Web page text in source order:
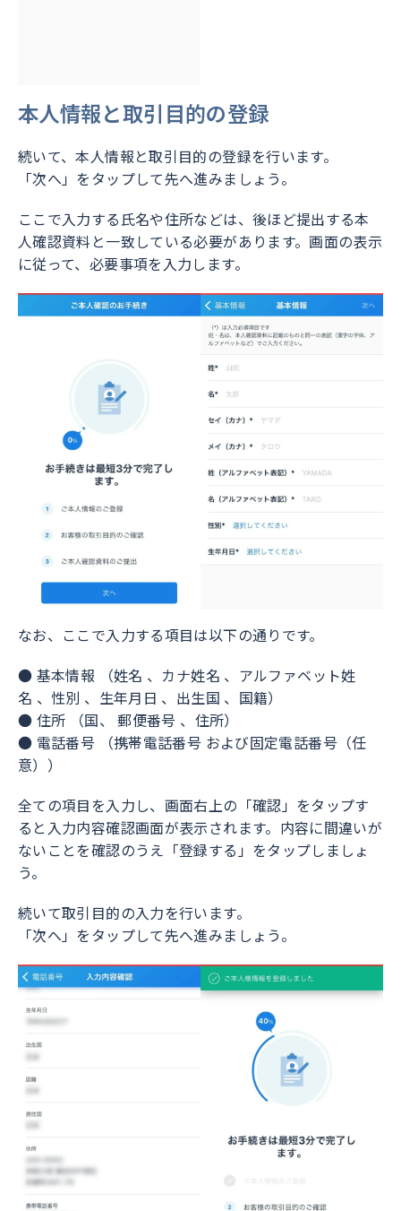
本人情報と取引目的の登録
続いて、本人情報と取引目的の登録を行います。
「次へ」をタップして先へ進みましょう。
ここで入力する氏名や住所などは、後ほど提出する本
人確認資料と一致している必要があります。画面の表示
に従って、必要事項を入力します。
なお、ここで入力する項目は以下の通りです。
● 基本情報 （姓名 、 カナ姓名 、 アルファベット姓
名 、性別 、 生年月日 、 出生国 、 国籍）
● 住所 （国、 郵便番号 、 住所）
● 電話番号 （携帯電話番号 および固定電話番号（任
意））
全ての項目を入力し、画面右上の「確認」をタップす
ると入力内容確認画面が表示されます。内容に間違いが
ないことを確認のうえ「登録する」をタップしましょ
う。
続いて取引目的の入力を行います。
「次へ」をタップして先へ進みましょう。